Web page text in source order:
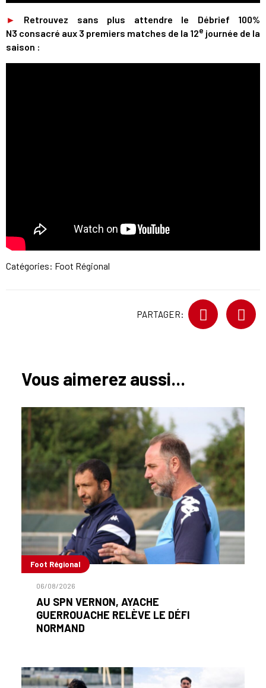
►
Retrouvez sans plus attendre le Débrief 100%
N3 consacré aux 3 premiers matches de la 12e journée de la
saison :
Catégories: Foot Régional
PARTAGER:
Vous aimerez aussi...
Foot Régional
06/08/2026
AU SPN VERNON, AYACHE
GUERROUACHE RELÈVE LE DÉFI
NORMAND